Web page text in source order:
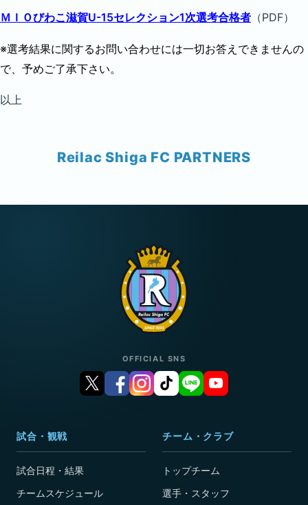
ＭＩＯびわこ滋賀U-15セレクション1次選考合格者 （PDF）
※選考結果に関するお問い合わせには一切お答えできませんの
で、予めご了承下さい。
以上
Reilac Shiga FC PARTNERS
OFFICIAL SNS
試合・観戦
試合日程・結果
チームスケジュール
チーム・クラブ
トップチーム
選手・スタッフ